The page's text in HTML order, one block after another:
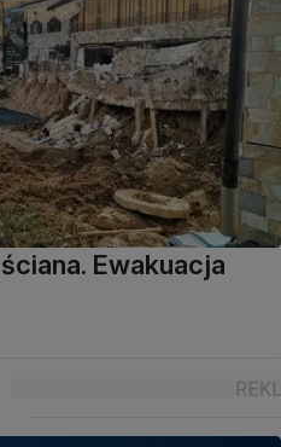
Ewakuacja